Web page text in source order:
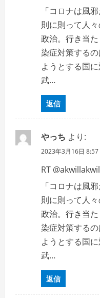
「コロナは風
則に則って人
政治。行き当
染症対策する
ようとする国
武…
返信
やっち より:
2023年3月16日 8:57
RT
「コロナは風
則に則って人
政治。行き当
染症対策する
ようとする国
武…
返信